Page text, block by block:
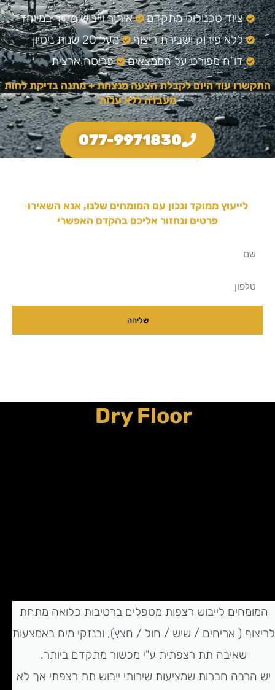
ציוד טכנולוגי מתקדם
איתור וייבוש מהיר במיוחד
ללא פירוק ושבירת ריצוף
מעל 20 שנות ניסיון
דו"ח מפורט על הממצאים
פריסה ארצית
התקשרו עוד היום לקבלת הצעה מנצחת + מתנה בדיקת לחות
מעבדה ללא עלות
077-9971830
לייעוץ ממוקד ונכון עם המומחים שלנו, אנא השאירו
פרטים ונחזור אליכם בהקדם האפשרי
שם
טלפון
שליחה
Dry Floor
המומחים לייבוש רצפות מטפלים ברטיבות כלואה מתחת
לריצוף ( אריחים / שיש / חול / חצץ), ובנזקי מים באמצעות
שאיבה תת רצפתית ע"י מכשור מתקדם ביותר.
יש הרבה חברות שמציעות שירותי ייבוש תת רצפתי אך לא